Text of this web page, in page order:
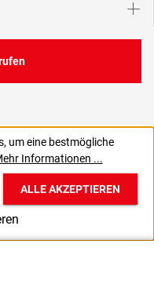
um eine bestmögliche
Informationen ...
ALLE AKZEPTIEREN
B